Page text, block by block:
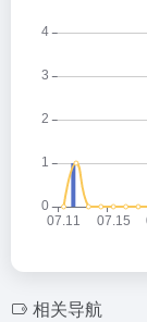
相关导航